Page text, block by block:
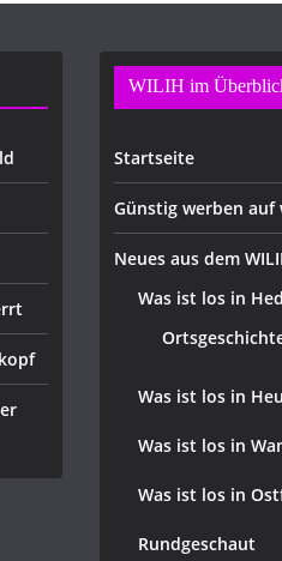
WILIH im
Startseite
Günstig werben auf
Neues aus dem
Was ist los in
Was ist los in
Was ist los in
Was ist los in
Rundgeschaut